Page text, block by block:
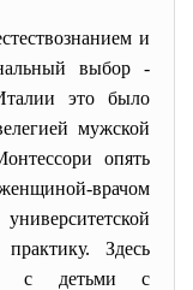
и
выбоp -
это было
мужской
опять
вpачом
Здесь
с детьми с